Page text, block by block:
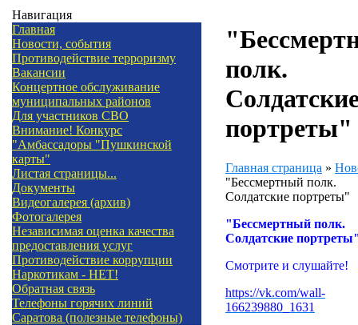
Навигация
Главная
Новости, события
Противодействие терроризму
Вакансии
Концертное обслуживание
муниципальных районов
Для участников СВО
Внимание! Конкурс
"Амбассадоры "Пушкинской
карты"
Листая страницы...
Документы
Видеогалерея (архив)
Фотогалерея
Независимая оценка качества
предоставления услуг
Противодействие коррупции
Наркотикам - НЕТ!
Обратная связь
Телефоны горячих линий
Саратова (полезные телефоны)
полк.
портреты"
Главная страница »
"Бессмертный полк.
Солдатские портреты"
"Бессмертный полк.
Солдатские
Смотрите и слушайте!
https://vk.com/wall-
166239880_1631